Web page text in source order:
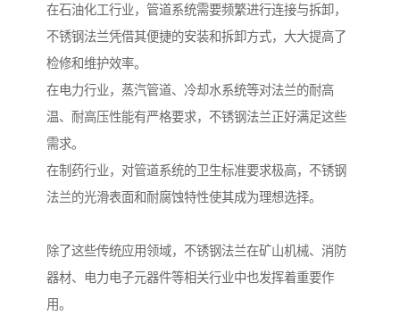
在石油化工行业，管道系统需要频繁进行连接与拆卸，
不锈钢法兰凭借其便捷的安装和拆卸方式，大大提高了
检修和维护效率。
在电力行业，蒸汽管道、冷却水系统等对法兰的耐高
温、耐高压性能有严格要求，不锈钢法兰正好满足这些
需求。
在制药行业，对管道系统的卫生标准要求极高，不锈钢
法兰的光滑表面和耐腐蚀特性使其成为理想选择。
除了这些传统应用领域，不锈钢法兰在矿山机械、消防
器材、电力电子元器件等相关行业中也发挥着重要作
用。